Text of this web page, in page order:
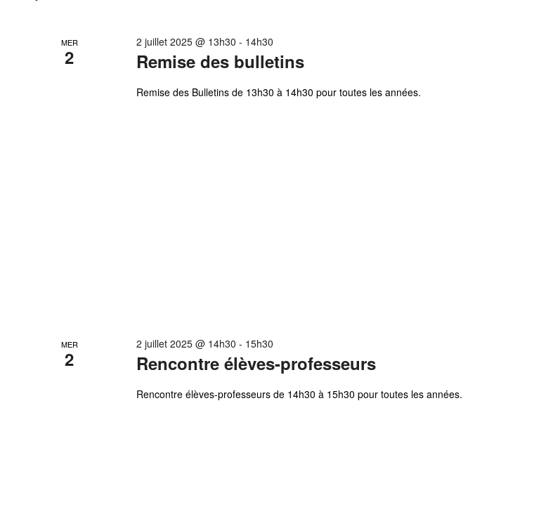
MER
2 Remise des bulletins
2 juillet 2025 @ 13h30 - 14h30
Remise des Bulletins de 13h30 à 14h30 pour toutes les années.
MER
2 Rencontre élèves-professeurs
2 juillet 2025 @ 14h30 - 15h30
Rencontre élèves-professeurs de 14h30 à 15h30 pour toutes les années.